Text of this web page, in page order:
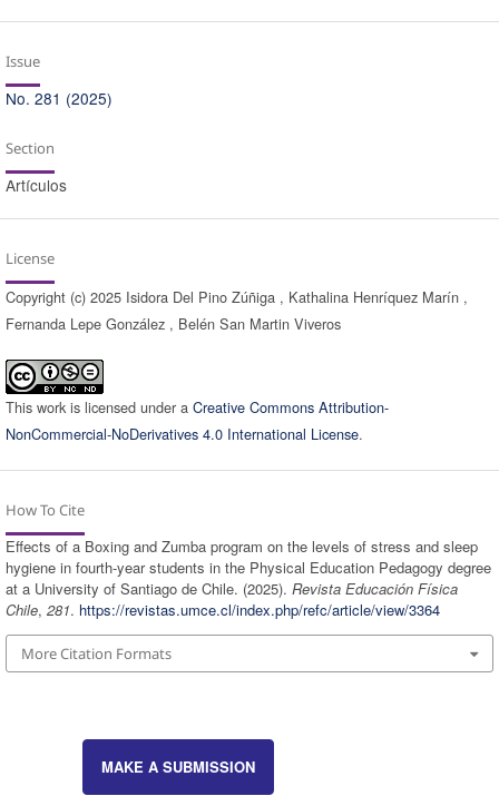
Issue
No. 281 (2025)
Section
Artículos
License
Copyright (c) 2025 Isidora Del Pino Zúñiga , Kathalina Henríquez Marín ,
Fernanda Lepe González , Belén San Martin Viveros
This work is licensed under a Creative Commons Attribution-
NonCommercial-NoDerivatives 4.0 International License.
How To Cite
Effects of a Boxing and Zumba program on the levels of stress and sleep
hygiene in fourth-year students in the Physical Education Pedagogy degree
at a University of Santiago de Chile. (2025). Revista Educación Física
Chile, 281. https://revistas.umce.cl/index.php/refc/article/view/3364
More Citation Formats
MAKE A SUBMISSION